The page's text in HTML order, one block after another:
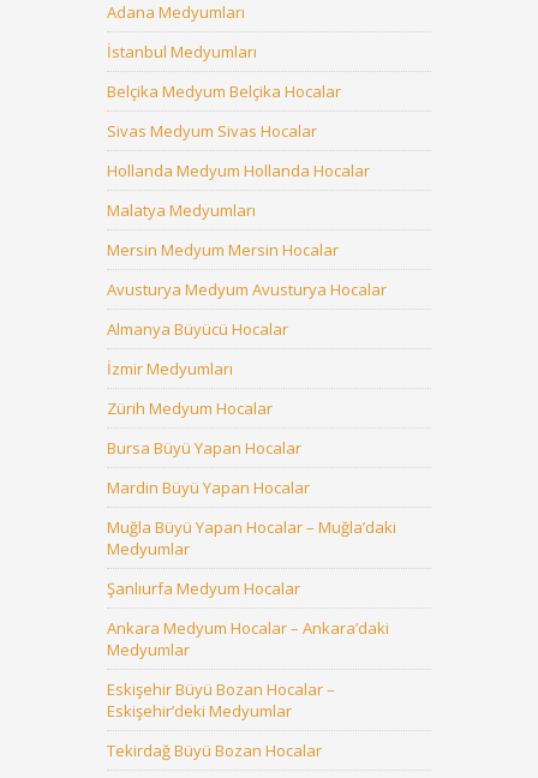
Adana Medyumları
İstanbul Medyumları
Belçika Medyum Belçika Hocalar
Sivas Medyum Sivas Hocalar
Hollanda Medyum Hollanda Hocalar
Malatya Medyumları
Mersin Medyum Mersin Hocalar
Avusturya Medyum Avusturya Hocalar
Almanya Büyücü Hocalar
İzmir Medyumları
Zürih Medyum Hocalar
Bursa Büyü Yapan Hocalar
Mardin Büyü Yapan Hocalar
Muğla Büyü Yapan Hocalar – Muğla’daki
Medyumlar
Şanlıurfa Medyum Hocalar
Ankara Medyum Hocalar – Ankara’daki
Medyumlar
Eskişehir Büyü Bozan Hocalar –
Eskişehir’deki Medyumlar
Tekirdağ Büyü Bozan Hocalar